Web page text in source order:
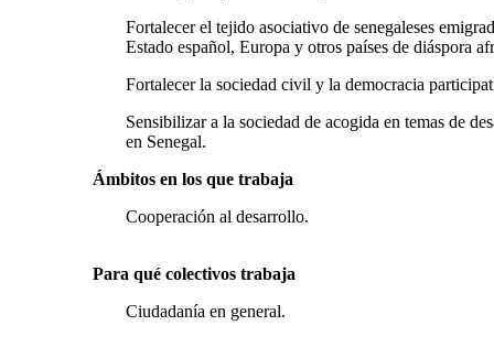
Fortalecer el tejido asociativo de senegaleses
Estado español, Europa y otros países de diáspora
Fortalecer la sociedad civil y la democracia
Sensibilizar a la sociedad de acogida en temas de
en Senegal.
Ámbitos en los que trabaja
Cooperación al desarrollo.
Para qué colectivos trabaja
Ciudadanía en general.